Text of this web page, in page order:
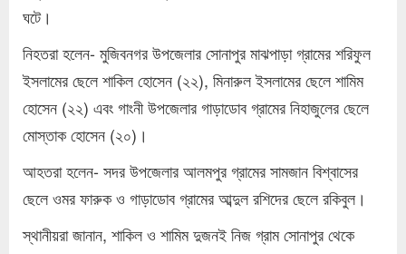
ঘটে।
নিহতরা হলেন- মুজিবনগর উপজেলার সোনাপুর মাঝপাড়া গ্রামের শরিফুল
ইসলামের ছেলে শাকিল হোসেন (২২), মিনারুল ইসলামের ছেলে শামিম
হোসেন (২২) এবং গাংনী উপজেলার গাড়াডোব গ্রামের নিহাজুলের ছেলে
মোস্তাক হোসেন (২০)।
আহতরা হলেন- সদর উপজেলার আলমপুর গ্রামের সামজান বিশ্বাসের
ছেলে ওমর ফারুক ও গাড়াডোব গ্রামের আব্দুল রশিদের ছেলে রকিবুল।
স্থানীয়রা জানান, শাকিল ও শামিম দুজনই নিজ গ্রাম সোনাপুর থেকে